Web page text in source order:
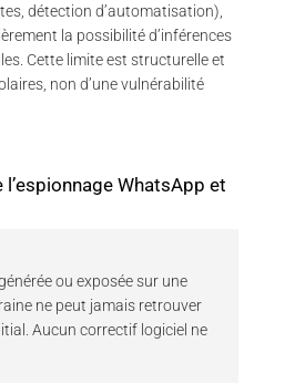
détection d’automatisation),
la possibilité d’inférences
Cette limite est structurelle et
non d’une vulnérabilité
WhatsApp et
ou exposée sur une
ne peut jamais retrouver
Aucun correctif logiciel ne